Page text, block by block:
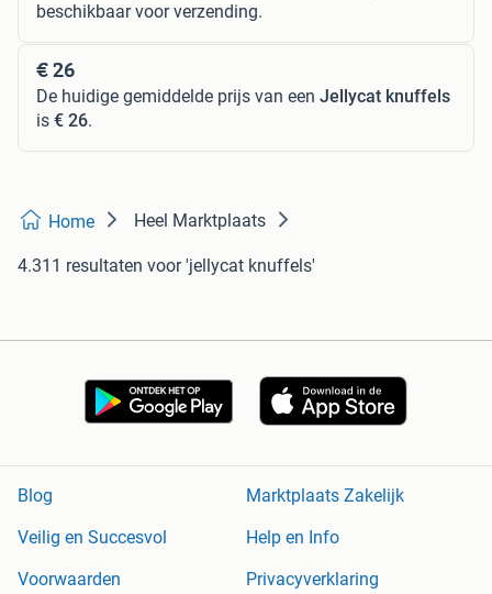
beschikbaar voor verzending.
€ 26
De huidige gemiddelde prijs van een Jellycat knuffels
is € 26.
Home Heel Marktplaats
4.311 resultaten voor 'jellycat knuffels'
Blog
Marktplaats Zakelijk
Veilig en Succesvol
Help en Info
Voorwaarden
Privacyverklaring